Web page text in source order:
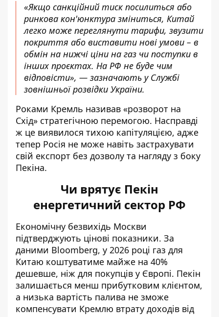
«Якщо санкційний тиск посилиться або
ринкова кон'юнктура зміниться, Китай
легко може переглянути тарифи, звузити
покриття або виставити нові умови – в
обмін на нижчі ціни на газ чи поступки в
інших проєктах. На РФ не буде чим
відповісти», — зазначають у Службі
зовнішньої розвідки України.
Роками Кремль називав «розворот на
Схід» стратегічною перемогою. Насправді
ж це виявилося тихою капітуляцією, адже
тепер Росія не може навіть застрахувати
свій експорт без дозволу та нагляду з боку
Пекіна.
Чи врятує Пекін
енергетичний сектор РФ
Економічну безвихідь Москви
підтверджують цінові показники. За
даними Bloomberg, у 2026 році газ для
Китаю коштуватиме майже на 40%
дешевше, ніж для покупців у Європі. Пекін
залишається менш прибутковим клієнтом,
а низька вартість палива не зможе
компенсувати Кремлю втрату доходів від